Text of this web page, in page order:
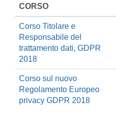
CORSO
Corso Titolare e
Responsabile del
trattamento dati, GDPR
2018
Corso sul nuovo
Regolamento Europeo
privacy GDPR 2018